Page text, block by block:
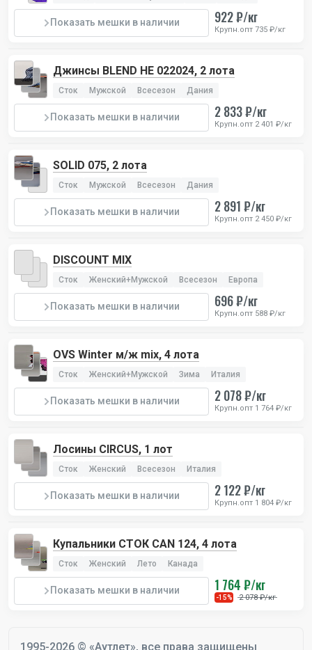
Показать мешки в наличии 922 ₽/кг
Крупн.опт 735 ₽/кг
Джинсы BLEND HE 022024, 2 лота
Сток Мужской Всесезон Дания
Показать мешки в наличии 2 833 ₽/кг
Крупн.опт 2 401 ₽/кг
SOLID 075, 2 лота
Сток Мужской Всесезон Дания
Показать мешки в наличии 2 891 ₽/кг
Крупн.опт 2 450 ₽/кг
DISCOUNT MIX
Сток Женский+Мужской Всесезон Европа
Показать мешки в наличии 696 ₽/кг
Крупн.опт 588 ₽/кг
OVS Winter м/ж mix, 4 лота
Сток Женский+Мужской Зима Италия
Показать мешки в наличии 2 078 ₽/кг
Крупн.опт 1 764 ₽/кг
Лосины CIRCUS, 1 лот
Сток Женский Всесезон Италия
Показать мешки в наличии 2 122 ₽/кг
Крупн.опт 1 804 ₽/кг
Купальники СТОК CAN 124, 4 лота
Сток Женский Лето Канада
Показать мешки в наличии 1 764 ₽/кг
-15% 2 078 ₽/кг
1995-2026 © «Аутлет», все права защищены